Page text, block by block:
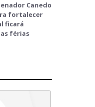
Canedo
fortalecer
ficará
férias